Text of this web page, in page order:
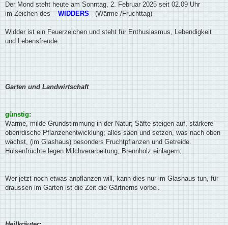
Der Mond steht heute am Sonntag, 2. Februar 2025 seit 02.09 Uhr
im Zeichen des – WIDDERS - (Wärme-/Fruchttag)
Widder ist ein Feuerzeichen und steht für Enthusiasmus, Lebendigkeit
und Lebensfreude.
Garten und Landwirtschaft
günstig:
Warme, milde Grundstimmung in der Natur; Säfte steigen auf, stärkere
oberirdische Pflanzenentwicklung; alles säen und setzen, was nach oben
wächst, (im Glashaus) besonders Fruchtpflanzen und Getreide.
Hülsenfrüchte legen Milchverarbeitung; Brennholz einlagern;
Wer jetzt noch etwas anpflanzen will, kann dies nur im Glashaus tun, für
draussen im Garten ist die Zeit die Gärtnerns vorbei.